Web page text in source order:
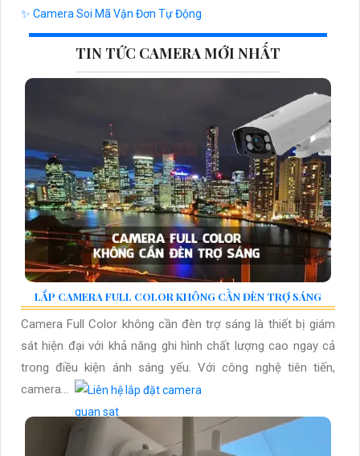
✨ Camera Soi Mã Vận Đơn Tự Động
TIN TỨC CAMERA MỚI NHẤT
LẮP CAMERA FULL COLOR KHÔNG CẦN ĐÈN TRỢ SÁNG
Camera Full Color không cần đèn trợ sáng là thiết bị giám
sát hiện đại với khả năng ghi hình chất lượng cao ngay cả
trong điều kiện ánh sáng yếu. Với công nghệ tiên tiến,
camera...